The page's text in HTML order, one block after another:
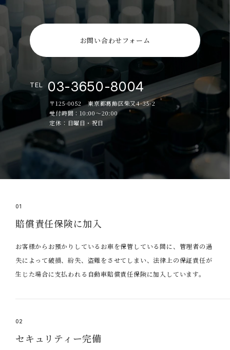
お問い合わせフォーム
TEL 03-3650-8004
〒125-0052 東京都葛飾区柴又4-35-2
受付時間：10:00～20:00
定休：日曜日・祝日
01
賠償責任保険に加入
お客様からお預かりしているお車を保管している間に、管理者の過
失によって破損、紛失、盗難をさせてしまい、法律上の保証責任が
生じた場合に支払われる自動車賠償責任保険に加入しています。
02
セキュリティー完備